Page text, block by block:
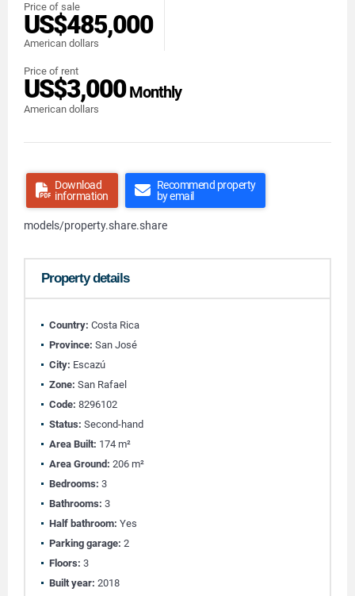
Price of sale
US$485,000
American dollars
Price of rent
US$3,000Monthly
American dollars
Download
information
Recommend property
by email
models/property.share.share
Property details
Country: Costa Rica
Province: San José
City: Escazú
Zone: San Rafael
Code: 8296102
Status: Second-hand
Area Built: 174 m²
Area Ground: 206 m²
Bedrooms: 3
Bathrooms: 3
Half bathroom: Yes
Parking garage: 2
Floors: 3
Built year: 2018